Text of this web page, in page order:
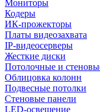
Мониторы
Кодеры
ИК-прожекторы
Платы видеозахвата
IP-видеосерверы
Жесткие диски
Потолочные и
Облицовка колонн
Подвесные потолки
Стеновые панели
LED-освещение